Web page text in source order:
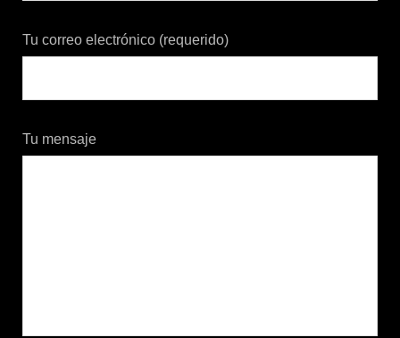
Tu correo electrónico (requerido)
Tu mensaje